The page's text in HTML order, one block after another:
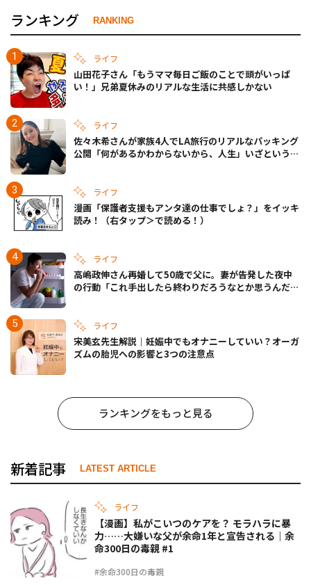
ランキング RANKING
ライフ
山田花子さん「もうママ毎日ご飯のことで頭がいっぱ
い！」兄弟夏休みのリアルな生活に共感しかない
ライフ
佐々木希さんが家族4人でLA旅行のリアルなパッキング
公開「何があるかわからないから、人生」いざというと
ライフ
漫画「保護者支援もアンタ達の仕事でしょ？」をイッキ
読み！（右タップ＞で読める！）
ライフ
高嶋政伸さん再婚して50歳で父に。妻が告発した夜中
の行動「これ手出したら終わりだろうなとか思うんだけ
ライフ
宋美玄先生解説｜妊娠中でもオナニーしていい？オーガ
ズムの胎児への影響と3つの注意点
ランキングをもっと見る
新着記事 LATEST ARTICLE
ライフ
#余命300日の毒親
【漫画】私がこいつのケアを？ モラハラに暴
力……大嫌いな父が余命1年と宣告される｜余
命300日の毒親 #1